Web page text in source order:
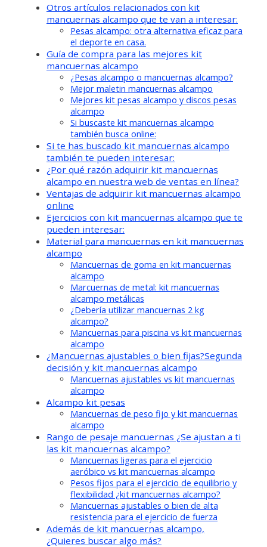
Otros artículos relacionados con kit
mancuernas alcampo que te van a interesar:
Pesas alcampo: otra alternativa eficaz para
el deporte en casa.
Guía de compra para las mejores kit
mancuernas alcampo
¿Pesas alcampo o mancuernas alcampo?
Mejor maletin mancuernas alcampo
Mejores kit pesas alcampo y discos pesas
alcampo
Si buscaste kit mancuernas alcampo
también busca online:
Si te has buscado kit mancuernas alcampo
también te pueden interesar:
¿Por qué razón adquirir kit mancuernas
alcampo en nuestra web de ventas en línea?
Ventajas de adquirir kit mancuernas alcampo
online
Ejercicios con kit mancuernas alcampo que te
pueden interesar:
Material para mancuernas en kit mancuernas
alcampo
Mancuernas de goma en kit mancuernas
alcampo
Marcuernas de metal: kit mancuernas
alcampo metálicas
¿Debería utilizar mancuernas 2 kg
alcampo?
Mancuernas para piscina vs kit mancuernas
alcampo
¿Mancuernas ajustables o bien fijas?Segunda
decisión y kit mancuernas alcampo
Mancuernas ajustables vs kit mancuernas
alcampo
Alcampo kit pesas
Mancuernas de peso fijo y kit mancuernas
alcampo
Rango de pesaje mancuernas ¿Se ajustan a ti
las kit mancuernas alcampo?
Mancuernas ligeras para el ejercicio
aeróbico vs kit mancuernas alcampo
Pesos fijos para el ejercicio de equilibrio y
flexibilidad ¿kit mancuernas alcampo?
Mancuernas ajustables o bien de alta
resistencia para el ejercicio de fuerza
Además de kit mancuernas alcampo,
¿Quieres buscar algo más?